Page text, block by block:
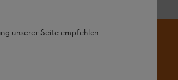
unserer Seite empfehlen